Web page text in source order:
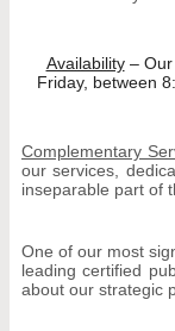
Availability– Our
Friday, between
Complementary
our services,
inseparable part of
One of our most
leading certified
about our strategic